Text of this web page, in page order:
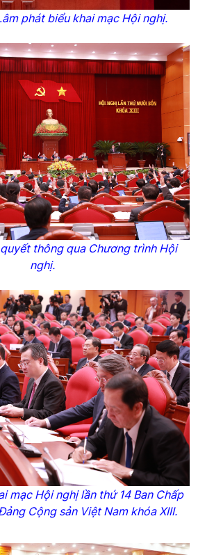
phát biểu khai mạc Hội nghị.
thông qua Chương trình Hội
nghị.
mạc Hội nghị lần thứ 14 Ban Chấp
Cộng sản Việt Nam khóa XIII.